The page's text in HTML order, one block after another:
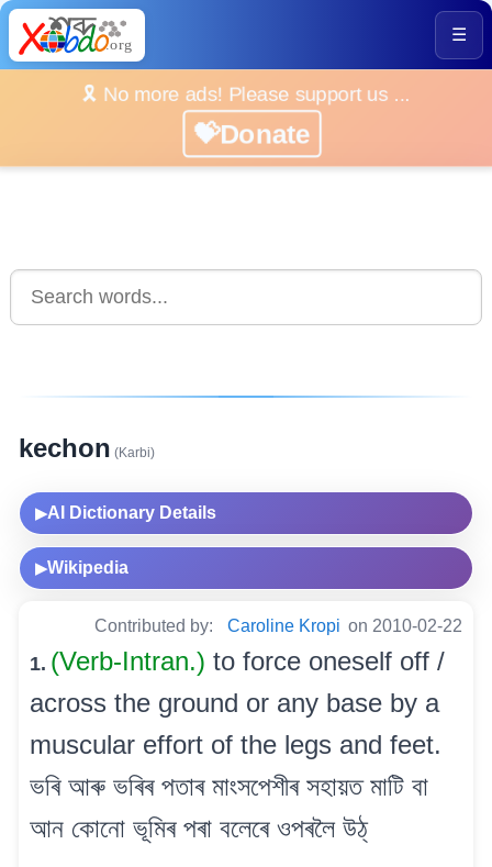
☰
🎗️ No more ads! Please support us ...
💝Donate
kechon (Karbi)
▶AI Dictionary Details
▶Wikipedia
Contributed by: Caroline Kropi on 2010-02-22
1. (Verb-Intran.) to force oneself off /
across the ground or any base by a
muscular effort of the legs and feet.
ভৰি আৰু ভৰিৰ পতাৰ মাংসপেশীৰ সহায়ত মাটি বা
আন কোনো ভূমিৰ পৰা বলেৰে ওপৰলৈ উঠ্